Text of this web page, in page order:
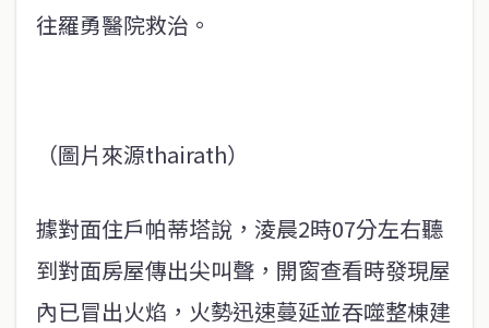
往羅勇醫院救治。
（圖片來源thairath）
據對面住戶帕蒂塔說，淩晨2時07分左右聽
到對面房屋傳出尖叫聲，開窗查看時發現屋
內已冒出火焰，火勢迅速蔓延並吞噬整棟建